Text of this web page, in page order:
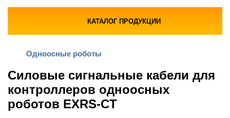
КАТАЛОГ ПРОДУКЦИИ
Одноосные роботы
Силовые сигнальные кабели для
контроллеров одноосных
роботов EXRS-CT